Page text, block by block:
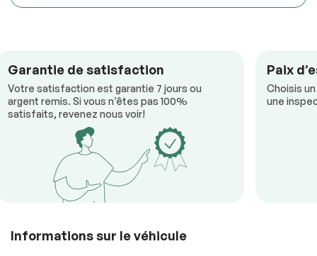
Garantie de satisfaction
Votre satisfaction est garantie 7 jours ou
argent remis. Si vous n’êtes pas 100%
satisfaits, revenez nous voir!
Paix
Choisis
une
Informations sur le véhicule